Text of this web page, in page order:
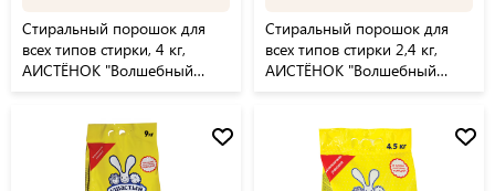
Стиральный порошок для
всех типов стирки, 4 кг,
АИСТЁНОК "Волшебный
Стиральный порошок для
всех типов стирки 2,4 кг,
АИСТЁНОК "Волшебный